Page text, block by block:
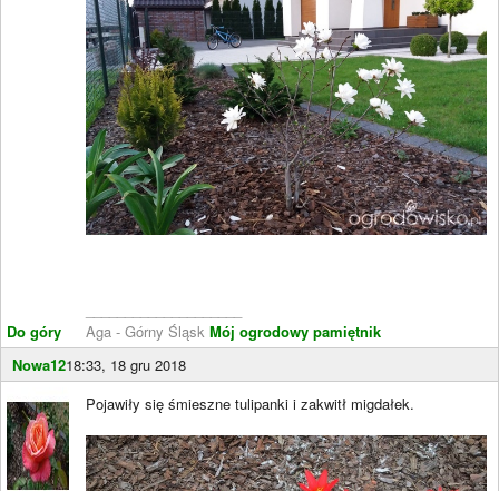
Do góry
Aga - Górny Śląsk Mój ogrodowy pamiętnik
Nowa1218:33, 18 gru 2018
Pojawiły się śmieszne tulipanki i zakwitł migdałek.